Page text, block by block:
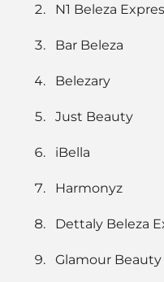
N1 Beleza
Bar Beleza
Belezary
Just Beauty
iBella
Harmonyz
Dettaly Beleza
Glamour Beauty